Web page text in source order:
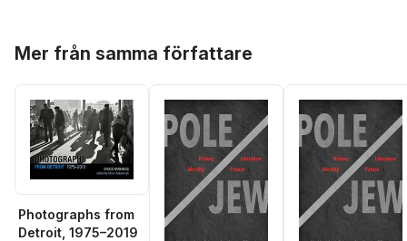
Mer från samma författare
Photographs from
Detroit, 1975–2019